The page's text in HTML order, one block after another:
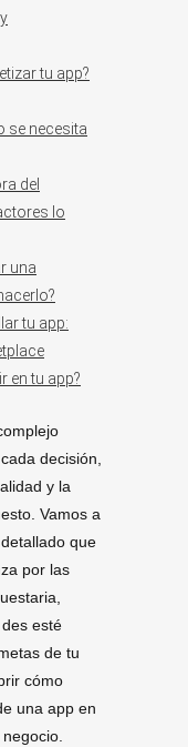
tu app?
se necesita
del
lo
una
tu app:
en tu app?
decisión,
y la
Vamos a
que
por las
esté
de tu
cómo
una app en